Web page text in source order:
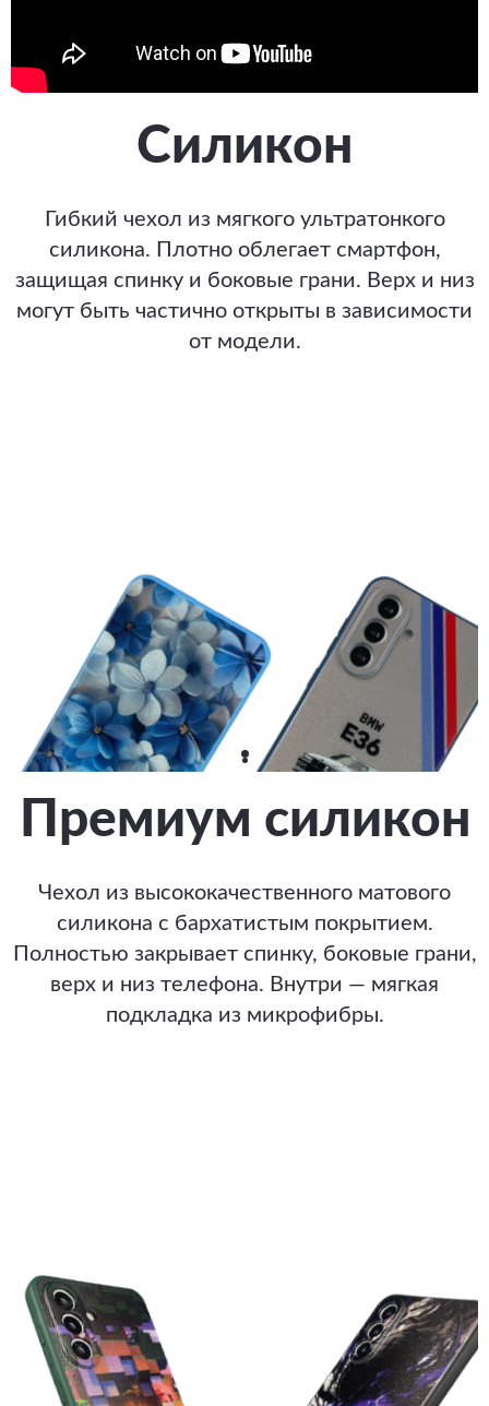
Силикон
Гибкий чехол из мягкого ультратонкого
силикона. Плотно облегает смартфон,
защищая спинку и боковые грани. Верх и низ
могут быть частично открыты в зависимости
от модели.
Премиум силикон
Чехол из высококачественного матового
силикона с бархатистым покрытием.
Полностью закрывает спинку, боковые грани,
верх и низ телефона. Внутри — мягкая
подкладка из микрофибры.